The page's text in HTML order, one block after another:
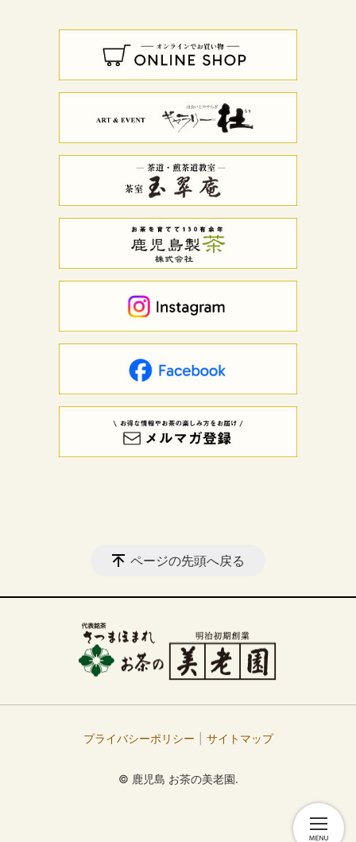
ページの先頭へ戻る
プライバシーポリシー サイトマップ
© 鹿児島 お茶の美老園.